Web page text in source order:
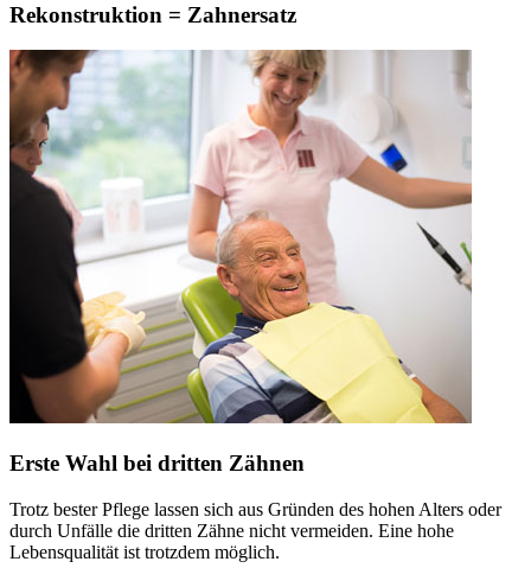
Rekonstruktion = Zahnersatz
Erste Wahl bei dritten Zähnen
Trotz bester Pflege lassen sich aus Gründen des hohen Alters oder
durch Unfälle die dritten Zähne nicht vermeiden. Eine hohe
Lebensqualität ist trotzdem möglich.